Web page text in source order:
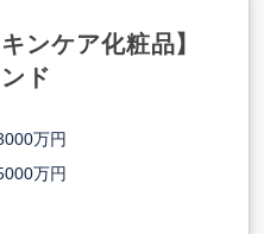
ンケア化粧品】
ド
万円
万円